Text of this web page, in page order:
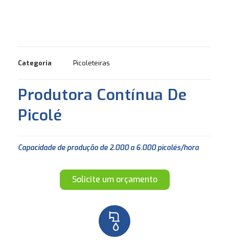
Categoria Picoleteiras
Produtora Contínua De
Picolé
Capacidade de produção de 2.000 a 6.000 picolés/hora
Solicite um orçamento